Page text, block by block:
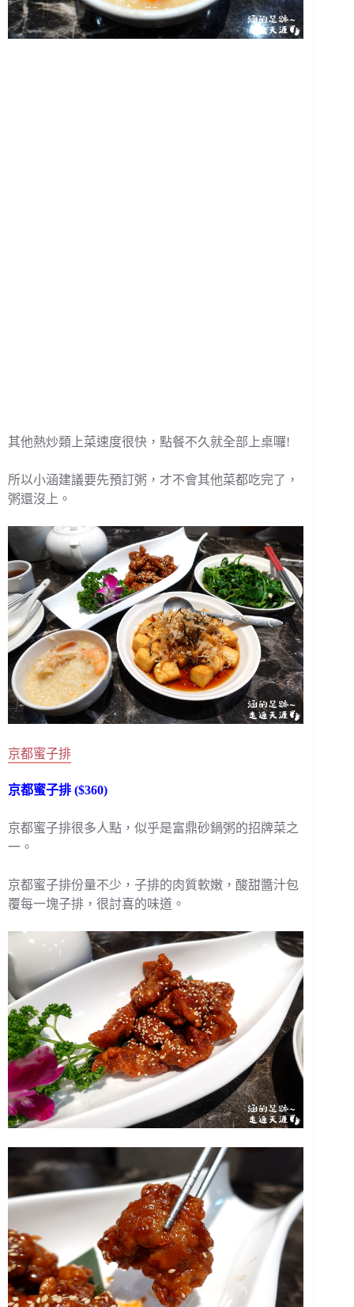
其他熱炒類上菜速度很快，點餐不久就全部上桌囉!
所以小涵建議要先預訂粥，才不會其他菜都吃完了，
粥還沒上。
京都蜜子排
京都蜜子排 ($360)
京都蜜子排很多人點，似乎是富鼎砂鍋粥的招牌菜之
一。
京都蜜子排份量不少，子排的肉質軟嫩，酸甜醬汁包
覆每一塊子排，很討喜的味道。